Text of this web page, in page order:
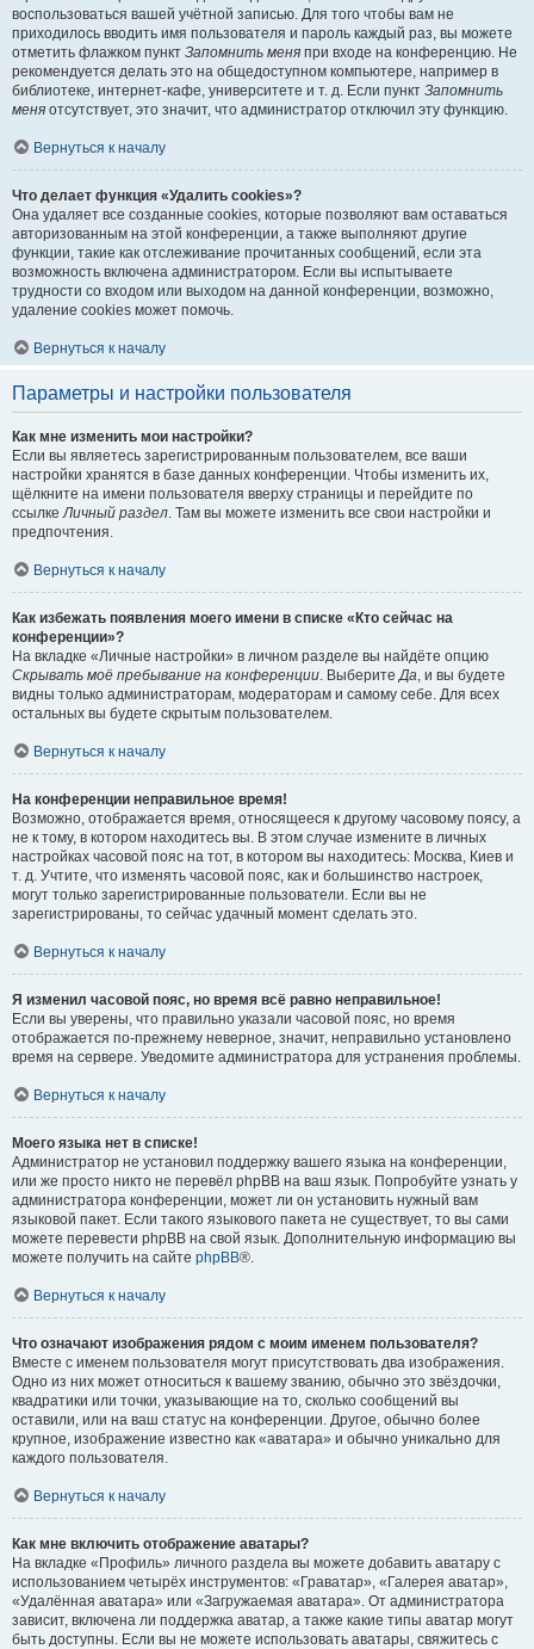
воспользоваться вашей учётной записью. Для того чтобы вам не
приходилось вводить имя пользователя и пароль каждый раз, вы можете
отметить флажком пункт Запомнить меня при входе на конференцию. Не
рекомендуется делать это на общедоступном компьютере, например в
библиотеке, интернет-кафе, университете и т. д. Если пункт Запомнить
меня отсутствует, это значит, что администратор отключил эту функцию.
Вернуться к началу
Что делает функция «Удалить cookies»?
Она удаляет все созданные cookies, которые позволяют вам оставаться
авторизованным на этой конференции, а также выполняют другие
функции, такие как отслеживание прочитанных сообщений, если эта
возможность включена администратором. Если вы испытываете
трудности со входом или выходом на данной конференции, возможно,
удаление cookies может помочь.
Вернуться к началу
Параметры и настройки пользователя
Как мне изменить мои настройки?
Если вы являетесь зарегистрированным пользователем, все ваши
настройки хранятся в базе данных конференции. Чтобы изменить их,
щёлкните на имени пользователя вверху страницы и перейдите по
ссылкеЛичный раздел. Там вы можете изменить все свои настройки и
предпочтения.
Вернуться к началу
Как избежать появления моего имени в списке «Кто сейчас на
конференции»?
На вкладке «Личные настройки» в личном разделе вы найдёте опцию
Скрывать моё пребывание на конференции. ВыберитеДа, и вы будете
видны только администраторам, модераторам и самому себе. Для всех
остальных вы будете скрытым пользователем.
Вернуться к началу
На конференции неправильное время!
Возможно, отображается время, относящееся к другому часовому поясу, а
не к тому, в котором находитесь вы. В этом случае измените в личных
настройках часовой пояс на тот, в котором вы находитесь: Москва, Киев и
т. д. Учтите, что изменять часовой пояс, как и большинство настроек,
могут только зарегистрированные пользователи. Если вы не
зарегистрированы, то сейчас удачный момент сделать это.
Вернуться к началу
Я изменил часовой пояс, но время всё равно неправильное!
Если вы уверены, что правильно указали часовой пояс, но время
отображается по-прежнему неверное, значит, неправильно установлено
время на сервере. Уведомите администратора для устранения проблемы.
Вернуться к началу
Моего языка нет в списке!
Администратор не установил поддержку вашего языка на конференции,
или же просто никто не перевёл phpBB на ваш язык. Попробуйте узнать у
администратора конференции, может ли он установить нужный вам
языковой пакет. Если такого языкового пакета не существует, то вы сами
можете перевести phpBB на свой язык. Дополнительную информацию вы
можете получить на сайте phpBB®.
Вернуться к началу
Что означают изображения рядом с моим именем пользователя?
Вместе с именем пользователя могут присутствовать два изображения.
Одно из них может относиться к вашему званию, обычно это звёздочки,
квадратики или точки, указывающие на то, сколько сообщений вы
оставили, или на ваш статус на конференции. Другое, обычно более
крупное, изображение известно как «аватара» и обычно уникально для
каждого пользователя.
Вернуться к началу
Как мне включить отображение аватары?
На вкладке «Профиль» личного раздела вы можете добавить аватару с
использованием четырёх инструментов: «Граватар», «Галерея аватар»,
«Удалённая аватара» или «Загружаемая аватара». От администратора
зависит, включена ли поддержка аватар, а также какие типы аватар могут
быть доступны. Если вы не можете использовать аватары, свяжитесь с